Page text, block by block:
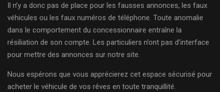
Il n’y a donc pas de place pour les fausses annonces, les faux
véhicules ou les faux numéros de téléphone. Toute anomalie
dans le comportement du concessionnaire entraîne la
résiliation de son compte. Les particuliers n’ont pas d’interface
pour mettre des annonces sur notre site.
Nous espérons que vous apprécierez cet espace sécurisé pour
acheter le véhicule de vos rêves en toute tranquillité.